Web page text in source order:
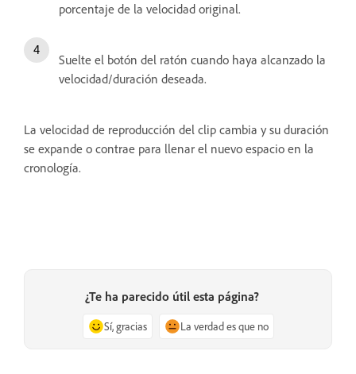
porcentaje de la velocidad original.
Suelte el botón del ratón cuando haya alcanzado la
velocidad/duración deseada.
La velocidad de reproducción del clip cambia y su duración
se expande o contrae para llenar el nuevo espacio en la
cronología.
¿Te ha parecido útil esta página?
Sí, gracias La verdad es que no